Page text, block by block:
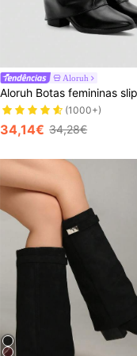
Aloruh
(1000+)
34,14€ 34,28€